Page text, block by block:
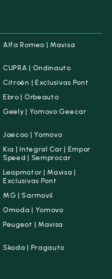
Alfa Romeo | Mavisa
CUPRA | Ondinauto
Citroën | Exclusivas Pont
Ebro | Orbeauto
Geely | Yomovo Geecar
Jaecoo | Yomovo
Kia | Integral Car | Empor
Speed | Semprocar
Leapmotor | Mavisa |
Exclusivas Pont
MG | Sarmovil
Omoda | Yomovo
Peugeot | Mavisa
Skoda | Pragauto